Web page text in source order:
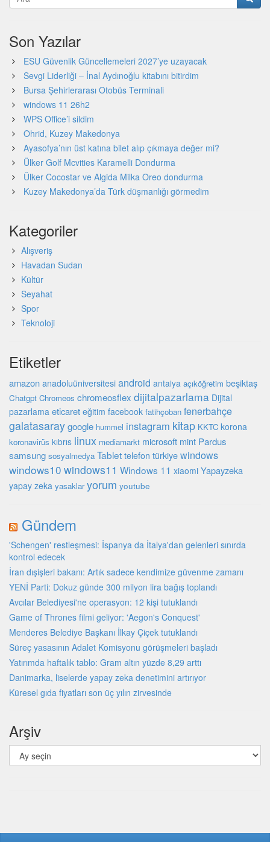
Son Yazılar
ESU Güvenlik Güncellemeleri 2027’ye uzayacak
Sevgi Liderliği – İnal Aydınoğlu kitabını bitirdim
Bursa Şehirlerarası Otobüs Terminali
windows 11 26h2
WPS Office’i sildim
Ohrid, Kuzey Makedonya
Ayasofya’nın üst katına bilet alıp çıkmaya değer mi?
Ülker Golf Mcvities Karamelli Dondurma
Ülker Cocostar ve Algida Milka Oreo dondurma
Kuzey Makedonya’da Türk düşmanlığı görmedim
Kategoriler
Alışveriş
Havadan Sudan
Kültür
Seyahat
Spor
Teknoloji
Etiketler
amazon anadoluüniversitesi android antalya açıköğretim beşiktaş
Chatgpt Chromeos chromeosflex dijitalpazarlama Dijital
pazarlama eticaret eğitim facebook fatihçoban fenerbahçe
galatasaraygoogle hummel instagram kitap KKTC korona
koronavirüs kıbrıs linux mediamarkt microsoft mint Pardus
samsung sosyalmedya Tablet telefon türkiyewindows
windows10 windows11 Windows 11 xiaomi Yapayzeka
yapay zeka yasaklar yorum youtube
Gündem
'Schengen' restleşmesi: İspanya da İtalya'dan gelenleri sınırda
kontrol edecek
İran dışişleri bakanı: Artık sadece kendimize güvenme zamanı
YENİ Parti: Dokuz günde 300 milyon lira bağış toplandı
Avcılar Belediyesi'ne operasyon: 12 kişi tutuklandı
Game of Thrones filmi geliyor: 'Aegon's Conquest'
Menderes Belediye Başkanı İlkay Çiçek tutuklandı
Süreç yasasının Adalet Komisyonu görüşmeleri başladı
Yatırımda haftalık tablo: Gram altın yüzde 8,29 arttı
Danimarka, liselerde yapay zeka denetimini artırıyor
Küresel gıda fiyatları son üç yılın zirvesinde
Arşiv
Arşiv